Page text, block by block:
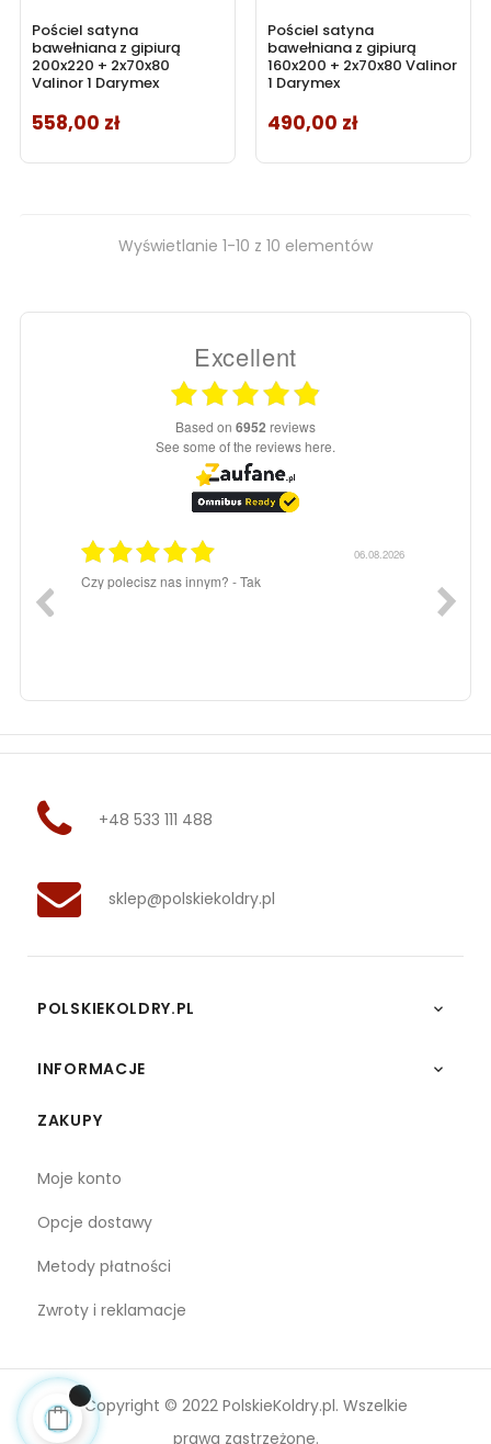
Pościel satyna
bawełniana z gipiurą
200x220 + 2x70x80
Valinor 1 Darymex
Cena
558,00 zł
Pościel satyna
bawełniana z gipiurą
160x200 + 2x70x80 Valinor
1 Darymex
Cena
490,00 zł
Wyświetlanie 1-10 z 10 elementów
Excellent
based on 6952 reviews
see some of the reviews here.
06.08.2026
Bardzo polecam .
+48 533 111 488
sklep@polskiekoldry.pl
POLSKIEKOLDRY.PL 
INFORMACJE 
ZAKUPY
Moje konto
Opcje dostawy
Metody płatności
Zwroty i reklamacje
Copyright © 2022 PolskieKoldry.pl. Wszelkie
prawa zastrzeżone.